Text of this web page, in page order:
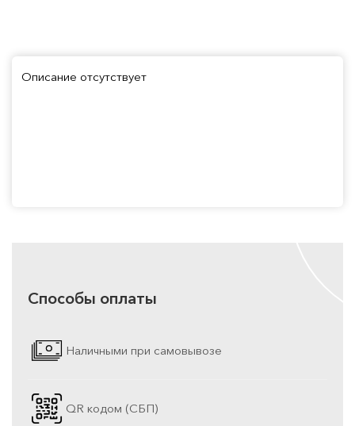
Описание отсутствует
Способы оплаты
Наличными при самовывозе
QR кодом (СБП)